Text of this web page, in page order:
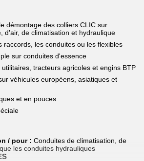
démontage des colliers CLIC sur
d'air, de climatisation et hydraulique
raccords, les conduites ou les flexibles
sur conduites d'essence
tracteurs agricoles et engins BTP
véhicules européens, asiatiques et
et en pouces
/ pour : Conduites de climatisation, de
les conduites hydrauliques